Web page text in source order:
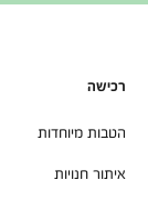
רכישה
הטבות מיוחדות
איתור חנויות